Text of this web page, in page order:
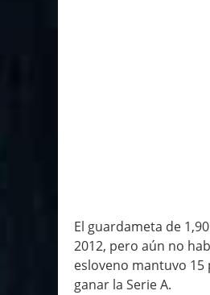
El guardameta de
2012, pero aún no
esloveno mantuvo
ganar la Serie A.